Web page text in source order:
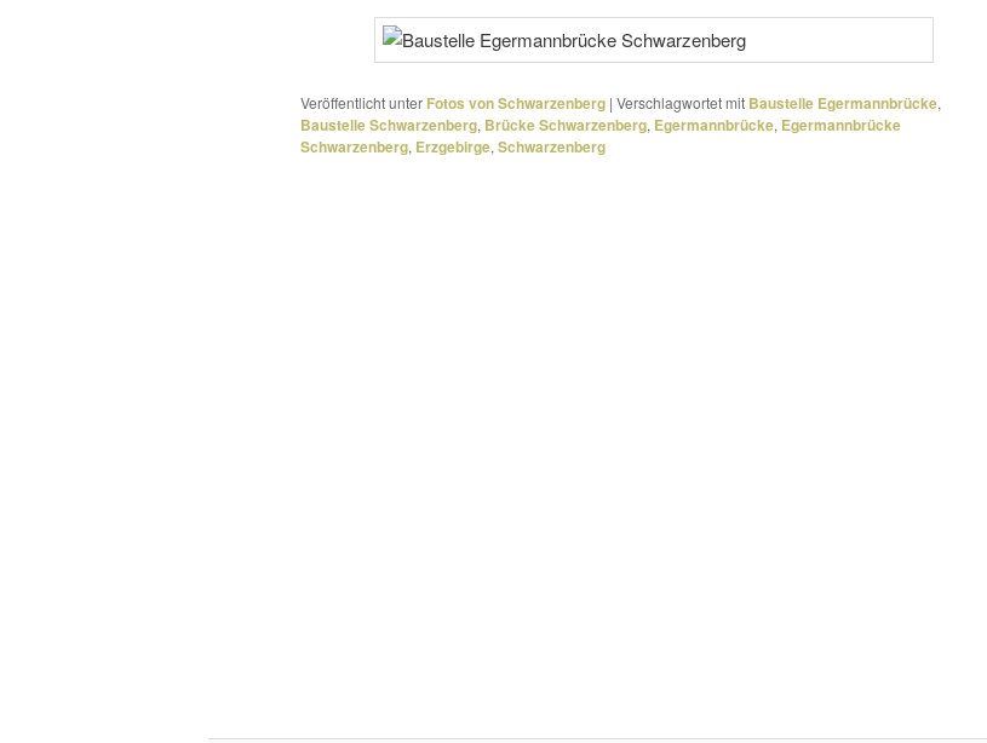
Veröffentlicht unter Fotos von Schwarzenberg | Verschlagwortet mit Baustelle Egermannbrücke,
Baustelle Schwarzenberg, Brücke Schwarzenberg, Egermannbrücke, Egermannbrücke
Schwarzenberg, Erzgebirge,Schwarzenberg